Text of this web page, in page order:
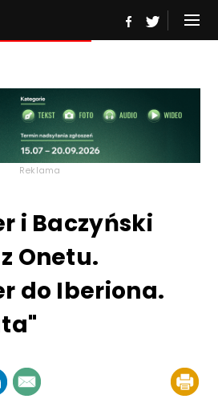
Reklama
i Baczyński
Onetu.
do Iberiona.